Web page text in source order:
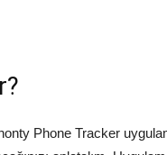
Phone Tracker